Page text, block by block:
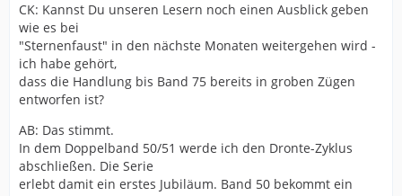
CK: Kannst Du unseren Lesern noch einen Ausblick geben
wie es bei
"Sternenfaust" in den nächste Monaten weitergehen wird -
ich habe gehört,
dass die Handlung bis Band 75 bereits in groben Zügen
entworfen ist?
AB: Das stimmt.
In dem Doppelband 50/51 werde ich den Dronte-Zyklus
abschließen. Die Serie
erlebt damit ein erstes Jubiläum. Band 50 bekommt ein